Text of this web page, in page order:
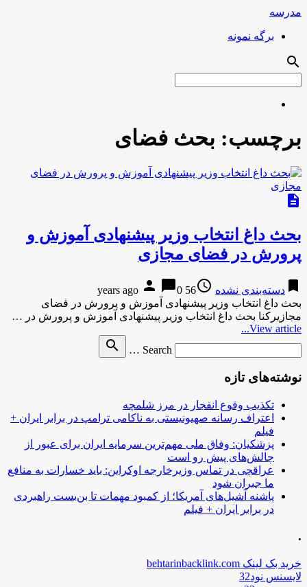
مدرسه
برگه نمونه
search
برچسب: بحث فضای
description
بحث داغ انتخاب وزیر پیشنهادی آموزش و
پرورش در فضای مجازی
bookmark دسته‌بندی نشده access_time
56 years ago
person chat_bubble0
بحث داغ انتخاب وزیر پیشنهادی آموزش و پرورش در فضای
مجازیرکنا بحث داغ انتخاب وزیر پیشنهادی آموزش و پرورش در …
View article...
Search …
search
نوشته‌های تازه
تکذیب وقوع انفجار در مرز شلمچه
اعتراف رسانه صهیونیستی به ناکامی ترامپ در برابر ایران +
فیلم
پزشکیان: وفاق ملی مهم‌ترین سرمایه ایران برای عبور از
چالش‌های پیش رو است
عراقچی در تماس وزیرخارجه اوکراین: باید خسارات به منافع
ما جبران شود
پاشنه آشیل‌های آمریکا؛ از کمبود مهمات تا بن‌بست راهبردی
در برابر ایران + فیلم
.
خرید بک لینک behtarinbacklink.com
لایسنس نود32